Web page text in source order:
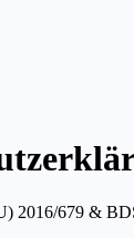
2016/679 &